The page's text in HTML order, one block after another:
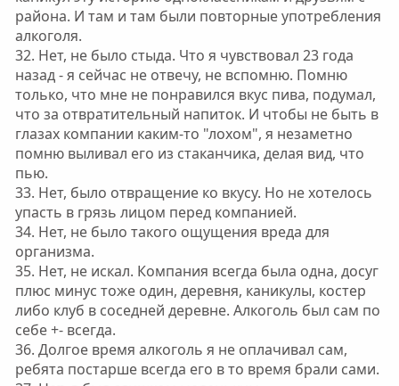
района. И там и там были повторные употребления
алкоголя.
32. Нет, не было стыда. Что я чувствовал 23 года
назад - я сейчас не отвечу, не вспомню. Помню
только, что мне не понравился вкус пива, подумал,
что за отвратительный напиток. И чтобы не быть в
глазах компании каким-то "лохом", я незаметно
помню выливал его из стаканчика, делая вид, что
пью.
33. Нет, было отвращение ко вкусу. Но не хотелось
упасть в грязь лицом перед компанией.
34. Нет, не было такого ощущения вреда для
организма.
35. Нет, не искал. Компания всегда была одна, досуг
плюс минус тоже один, деревня, каникулы, костер
либо клуб в соседней деревне. Алкоголь был сам по
себе +- всегда.
36. Долгое время алкоголь я не оплачивал сам,
ребята постарше всегда его в то время брали сами.